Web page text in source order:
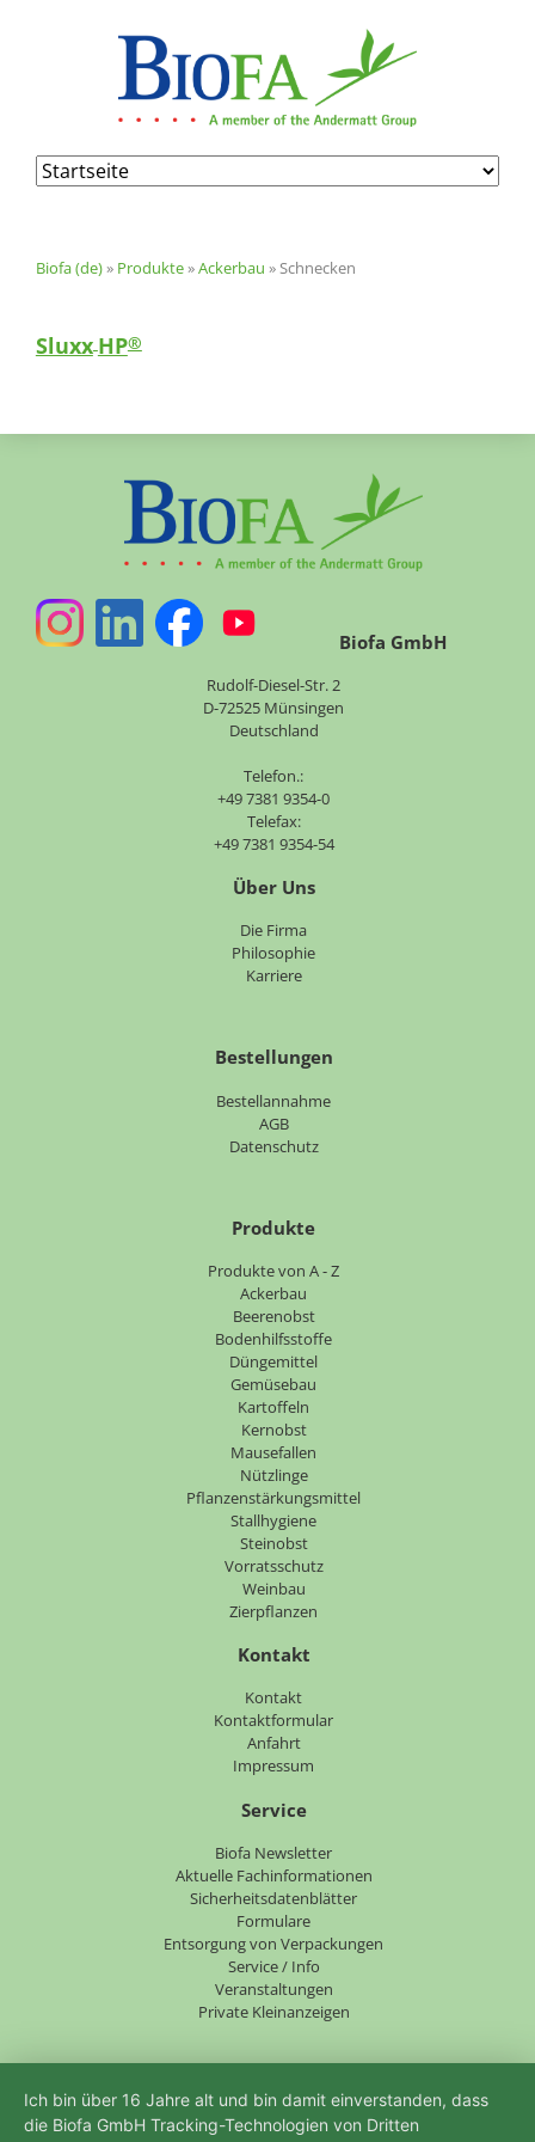
Navigation
überspringen
Biofa (de)» Produkte»Ackerbau »Schnecken
SluxxHP®
Biofa GmbH
Rudolf-Diesel-Str. 2
D-72525 Münsingen
Deutschland
Telefon.:
+49 7381 9354-0
Telefax:
+49 7381 9354-54
Über Uns
Die Firma
Philosophie
Karriere
Bestellungen
Bestellannahme
AGB
Datenschutz
Produkte
Produkte von A - Z
Ackerbau
Beerenobst
Bodenhilfsstoffe
Düngemittel
Gemüsebau
Kartoffeln
Kernobst
Mausefallen
Nützlinge
Pflanzenstärkungsmittel
Stallhygiene
Steinobst
Vorratsschutz
Weinbau
Zierpflanzen
Kontakt
Kontakt
Kontaktformular
Anfahrt
Impressum
Service
Biofa Newsletter
Aktuelle Fachinformationen
Sicherheitsdatenblätter
Formulare
Entsorgung von Verpackungen
Service / Info
Veranstaltungen
Private Kleinanzeigen
Ich bin über 16 Jahre alt und bin damit einverstanden, dass
die Biofa GmbH Tracking-Technologien von Dritten